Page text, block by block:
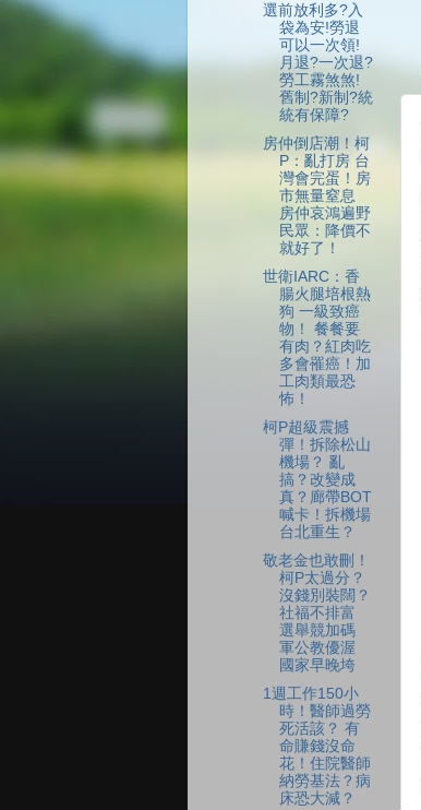
選前放利多?入
袋為安!勞退
可以一次領!
月退?一次退?
勞工霧煞煞!
舊制?新制?統
統有保障?
房仲倒店潮！柯
P：亂打房 台
灣會完蛋！房
市無量窒息
房仲哀鴻遍野
民眾：降價不
就好了！
世衛IARC：香
腸火腿培根熱
狗 一級致癌
物！ 餐餐要
有肉？紅肉吃
多會罹癌！加
工肉類最恐
怖！
柯P超級震撼
彈！拆除松山
機場？ 亂
搞？改變成
真？廊帶BOT
喊卡！拆機場
台北重生？
敬老金也敢刪！
柯P太過分？
沒錢別裝闊？
社福不排富
選舉競加碼
軍公教優渥
國家早晚垮
1週工作150小
時！醫師過勞
死活該？ 有
命賺錢沒命
花！住院醫師
納勞基法？病
床恐大減？